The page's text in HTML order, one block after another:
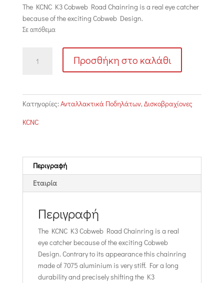
The KCNC K3 Cobweb Road Chainring is a real eye catcher
because of the exciting Cobweb Design.
Σε απόθεμα
Chainring
series
ποσότητα
Προσθήκη στο καλάθι
Κατηγορίες: Ανταλλακτικά Ποδηλάτων,Δισκοβραχίονες
KCNC
Περιγραφή
Εταιρία
Περιγραφή
The KCNC K3 Cobweb Road Chainring is a real
eye catcher because of the exciting Cobweb
Design. Contrary to its appearance this chainring
made of 7075 aluminium is very stiff. For a long
durability and precisely shifting the K3